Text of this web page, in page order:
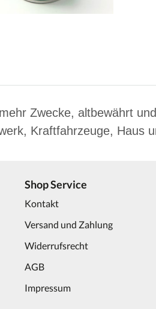
Zwecke, altbewährt
Kraftfahrzeuge, Haus
Shop Service
Kontakt
Versand und Zahlung
Widerrufsrecht
AGB
Impressum